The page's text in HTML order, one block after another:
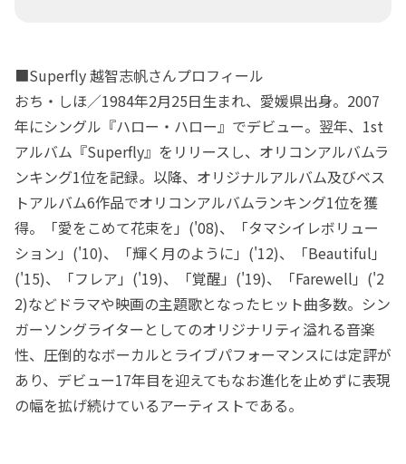
■Superfly 越智志帆さんプロフィール
おち・しほ／1984年2月25日生まれ、愛媛県出身。2007
年にシングル『ハロー・ハロー』でデビュー。翌年、1st
アルバム『Superfly』をリリースし、オリコンアルバムラ
ンキング1位を記録。以降、オリジナルアルバム及びベス
トアルバム6作品でオリコンアルバムランキング1位を獲
得。「愛をこめて花束を」('08)、「タマシイレボリュー
ション」('10)、「輝く月のように」('12)、「Beautiful」
('15)、「フレア」('19)、「覚醒」('19)、「Farewell」('2
2)などドラマや映画の主題歌となったヒット曲多数。シン
ガーソングライターとしてのオリジナリティ溢れる音楽
性、圧倒的なボーカルとライブパフォーマンスには定評が
あり、デビュー17年目を迎えてもなお進化を止めずに表現
の幅を拡げ続けているアーティストである。